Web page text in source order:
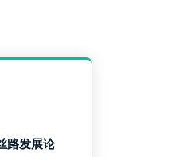
路发展论